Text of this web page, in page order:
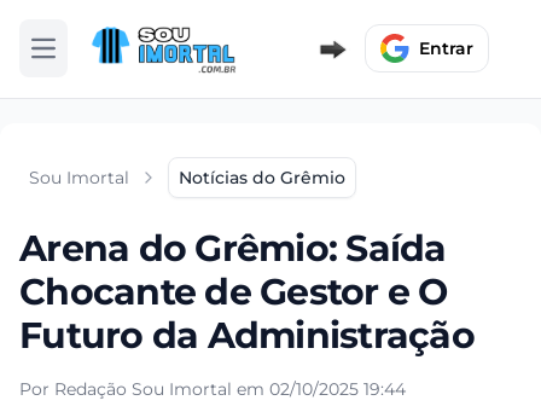
Abrir menu Entrar
Sou Imortal Notícias do Grêmio
Arena do Grêmio: Saída
Chocante de Gestor e O
Futuro da Administração
Por Redação Sou Imortal em 02/10/2025 19:44